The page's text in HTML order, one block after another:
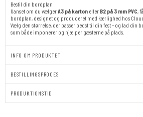
Bestil din bordplan
Uanset om du vælgerA3 på karton eller B2 på 3 mm PVC,
bordplan, designet og produceret med kærlighed hos
Vælg den størrelse, der passer bedst til din fest – og lad din
som både imponerer og hjælper gæsterne på plads.
INFO OM PRODUKTET
BESTILLINGSPROCES
PRODUKTIONSTID